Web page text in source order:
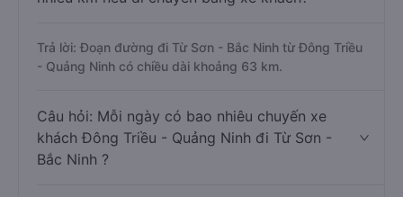
Trả lời: Đoạn đường đi Từ Sơn - Bắc Ninh từ Đông Triều
- Quảng Ninh có chiều dài khoảng 63 km.
Câu hỏi: Mỗi ngày có bao nhiêu chuyến xe
khách Đông Triều - Quảng Ninh đi Từ Sơn -
Bắc Ninh ?